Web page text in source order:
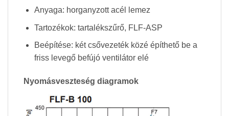
Anyaga: horganyzott acél lemez
Tartozékok: tartalékszűrő, FLF-ASP
Beépítése: két csővezeték közé építhető be a
friss levegő befújó ventilátor elé
Nyomásveszteség diagramok